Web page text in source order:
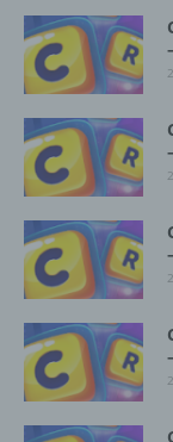
der
InnoMobile
Schlehenweg
18069
DE
Cookies /
Die